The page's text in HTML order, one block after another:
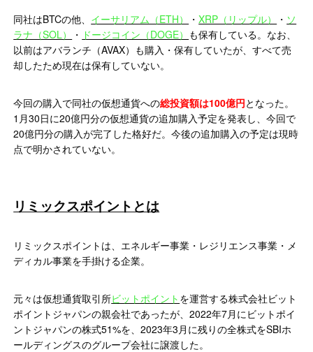
同社はBTCの他、 イーサリアム（ETH） ・XRP（リップル） ・ ソ
ラナ（SOL）
・ ドージコイン（DOGE） も保有している。なお、
以前はアバランチ（AVAX）も購入・保有していたが、すべて売
却したため現在は保有していない。
今回の購入で同社の仮想通貨への総投資額は100億円となった。
1月30日に20億円分の仮想通貨の追加購入予定を発表し、今回で
20億円分の購入が完了した格好だ。今後の追加購入の予定は現時
点で明かされていない。
リミックスポイントとは
リミックスポイントは、エネルギー事業・レジリエンス事業・メ
ディカル事業を手掛ける企業。
元々は仮想通貨取引所ビットポイント を運営する株式会社ビット
ポイントジャパンの親会社であったが、2022年7月にビットポイ
ントジャパンの株式51%を、2023年3月に残りの全株式をSBIホ
ールディングスのグループ会社に譲渡した。